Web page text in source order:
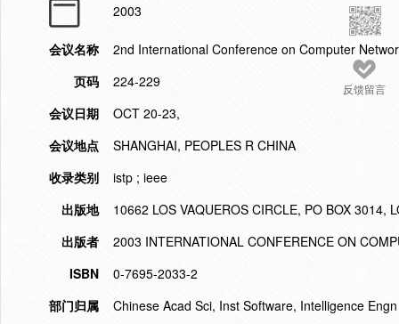
反馈留言
2003
会议名称
2nd International Conference on Computer
页码
224-229
会议日期
OCT 20-23,
会议地点
SHANGHAI, PEOPLES R CHINA
收录类别
istp ; ieee
出版地
10662 LOS VAQUEROS CIRCLE, PO BOX 3014,
出版者
2003 INTERNATIONAL CONFERENCE ON
ISBN
0-7695-2033-2
部门归属
Chinese Acad Sci, Inst Software, Intelligence